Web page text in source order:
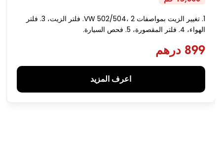
1. تغيير الزيت بمواصفات VW 502/504، 2. فلتر الزيت، 3. فلتر
الهواء، 4. فلتر المقصورة، 5. فحص السيارة.
899 درهم
اعرف المزيد